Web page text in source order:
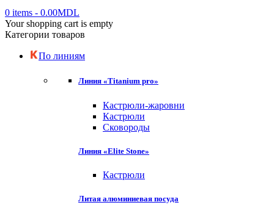
0 items - 0.00MDL
Your shopping cart is empty
Категории товаров
По линиям
Линия «Titanium pro»
Кастрюли-жаровни
Кастрюли
Сковороды
Линия «Elite Stone»
Кастрюли
Литая алюминиевая посуда